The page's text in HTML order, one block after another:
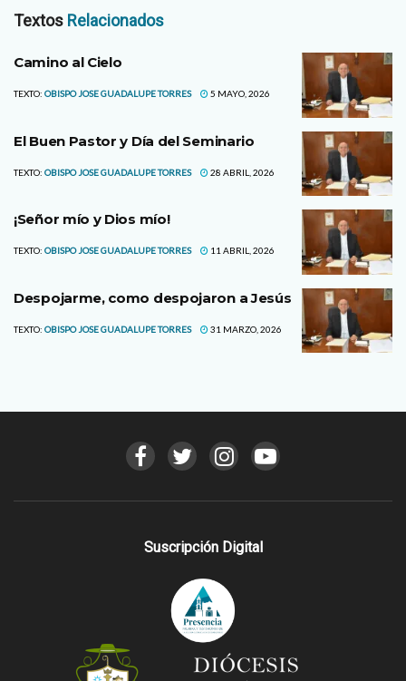
Textos Relacionados
Camino al Cielo
TEXTO: OBISPO JOSE GUADALUPE TORRES 5 MAYO, 2026
El Buen Pastor y Día del Seminario
TEXTO: OBISPO JOSE GUADALUPE TORRES 28 ABRIL, 2026
¡Señor mío y Dios mío!
TEXTO: OBISPO JOSE GUADALUPE TORRES 11 ABRIL, 2026
Despojarme, como despojaron a Jesús
TEXTO: OBISPO JOSE GUADALUPE TORRES 31 MARZO, 2026
Suscripción Digital